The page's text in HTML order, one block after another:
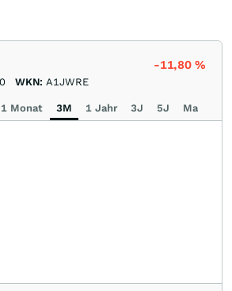
-11,80%
WKN: A1JWRE
1 Monat 3M 1 Jahr 3J 5J Max